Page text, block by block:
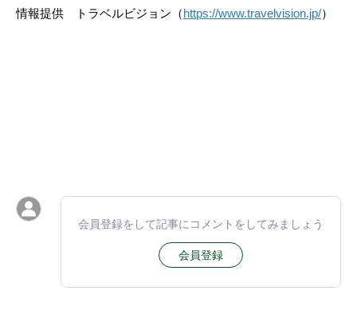
情報提供 トラベルビジョン（https://www.travelvision.jp/）
会員登録をして記事にコメントをしてみましょう
会員登録